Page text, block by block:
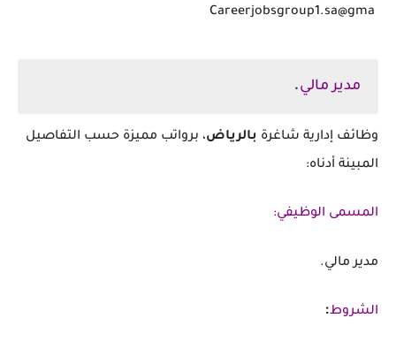
مدير مالي.
وظائف إدارية شاغرة بالرياض، برواتب مميزة حسب التفاصيل
المبينة أدناه:
المسمى الوظيفي:
مدير مالي.
الشروط: